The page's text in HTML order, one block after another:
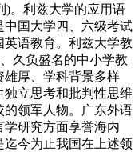
)。利兹大学的应用语
国大学四、六级考试
语教育。利兹大学教
久负盛名的中小学教
雄厚、学科背景多样
立思考和批判性思维
领军人物。广东外语
研究方面享誉海内
今为止我国在上述领